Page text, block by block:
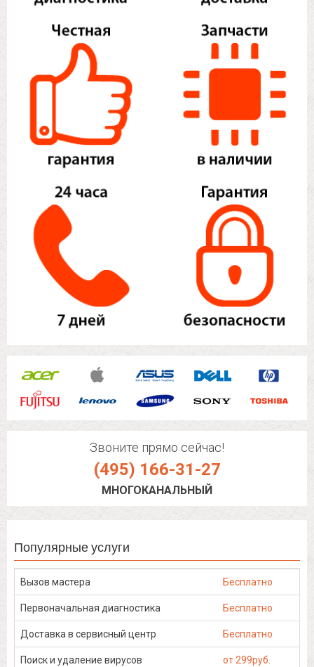
Звоните прямо сейчас!
(495) 166-31-27
МНОГОКАНАЛЬНЫЙ
Популярные услуги
Вызов мастера Бесплатно
Первоначальная диагностика Бесплатно
Доставка в сервисный центр Бесплатно
Поиск и удаление вирусов от 299руб.